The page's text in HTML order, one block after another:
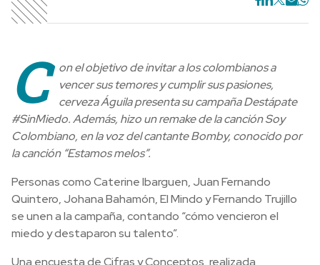
C
on el objetivo de invitar a los colombianos a
vencer sus temores y cumplir sus pasiones,
cerveza Águila presenta su campaña Destápate
#SinMiedo. Además, hizo un remake de la canción Soy
Colombiano, en la voz del cantante Bomby, conocido por
la canción “Estamos melos”.
Personas como Caterine Ibarguen, Juan Fernando
Quintero, Johana Bahamón, El Mindo y Fernando Trujillo
se unen a la campaña, contando “cómo vencieron el
miedo y destaparon su talento”.
Una encuesta de Cifras y Conceptos, realizada